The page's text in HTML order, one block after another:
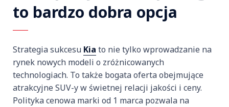
to bardzo dobra opcja
Strategia sukcesu Kia to nie tylko wprowadzanie na
rynek nowych modeli o zróżnicowanych
technologiach. To także bogata oferta obejmujące
atrakcyjne SUV-y w świetnej relacji jakości i ceny.
Polityka cenowa marki od 1 marca pozwala na